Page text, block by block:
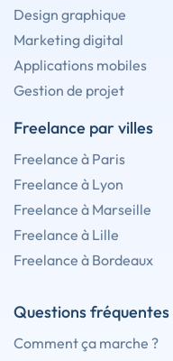
Design graphique
Marketing digital
Applications mobiles
Gestion de projet
Freelance par villes
Freelance à Paris
Freelance à Lyon
Freelance à Marseille
Freelance à Lille
Freelance à Bordeaux
Questions fréquentes
Comment ça marche ?